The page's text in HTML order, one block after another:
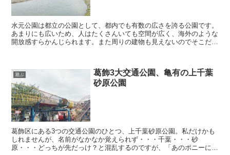
水元公園は都立の公園として、都内でも有数の広さを誇る公園です。
あまりにも広いため、人はたくさんいても空間が広く、海外のような
開放感すらかんじられます。また周りの建物も見えないのでそこだけ
遊ぶ
葛飾3大交通公園、亀有の上千葉
砂原公園
葛飾区にある3つの交通公園のひとつ、上千葉砂原公園。私だけかも
しれませんが、名前がなかなか覚えられず・・・千葉・・・砂
原・・・どっちが先だっけ？と混乱するのですが、「あのポニーに乗